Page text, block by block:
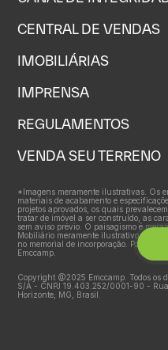
CENTRAL DE VENDAS
IMOBILIÁRIAS
IMPRENSA
REGULAMENTOS
VENDA SEU TERRENO
*Imagens meramente ilustrativas. Os
materiais de acabamento e
projetos aprovados, os quais
tratar de imóvel a ser construído, as
sem aviso prévio. O paisagismo é
Mobiliário meramente ilustrativo e não
no memorial de incorporação. Para
Emccamp.
Copyright @2025 Emccamp. Todos os
S/A - CNPJ 19.403.252/0001-90 -
Horizonte, MG, Brasil.